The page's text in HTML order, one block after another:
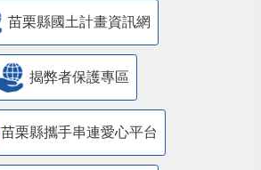
苗栗縣國土計畫資訊網
揭弊者保護專區
苗栗縣攜手串連愛心平台